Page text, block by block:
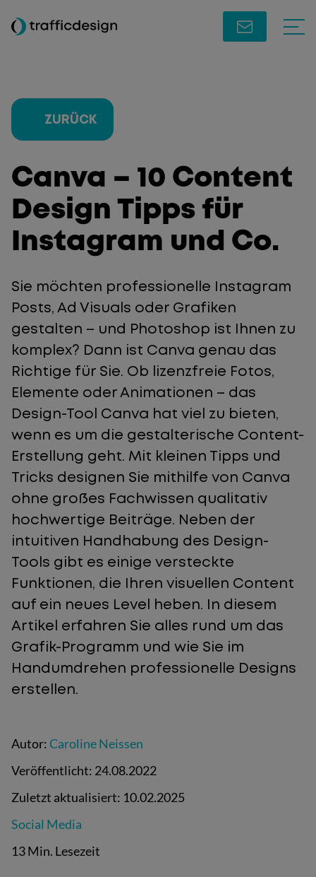
ZURÜCK
Canva – 10 Content
Design Tipps für
Instagram und Co.
Sie möchten professionelle Instagram
Posts, Ad Visuals oder Grafiken
gestalten – und Photoshop ist Ihnen zu
komplex? Dann ist Canva genau das
Richtige für Sie. Ob lizenzfreie Fotos,
Elemente oder Animationen – das
Design-Tool Canva hat viel zu bieten,
wenn es um die gestalterische Content-
Erstellung geht. Mit kleinen Tipps und
Tricks designen Sie mithilfe von Canva
ohne großes Fachwissen qualitativ
hochwertige Beiträge. Neben der
intuitiven Handhabung des Design-
Tools gibt es einige versteckte
Funktionen, die Ihren visuellen Content
auf ein neues Level heben. In diesem
Artikel erfahren Sie alles rund um das
Grafik-Programm und wie Sie im
Handumdrehen professionelle Designs
erstellen.
Autor: Caroline Neissen
Veröffentlicht: 24.08.2022
Zuletzt aktualisiert: 10.02.2025
Social Media
13 Min. Lesezeit